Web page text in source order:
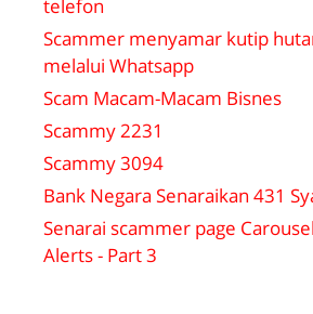
telefon
Scammer menyamar kutip
melalui Whatsapp
Scam Macam-Macam Bisnes
Scammy 2231
Scammy 3094
Bank Negara Senaraikan 431
Senarai scammer page
Alerts - Part 3